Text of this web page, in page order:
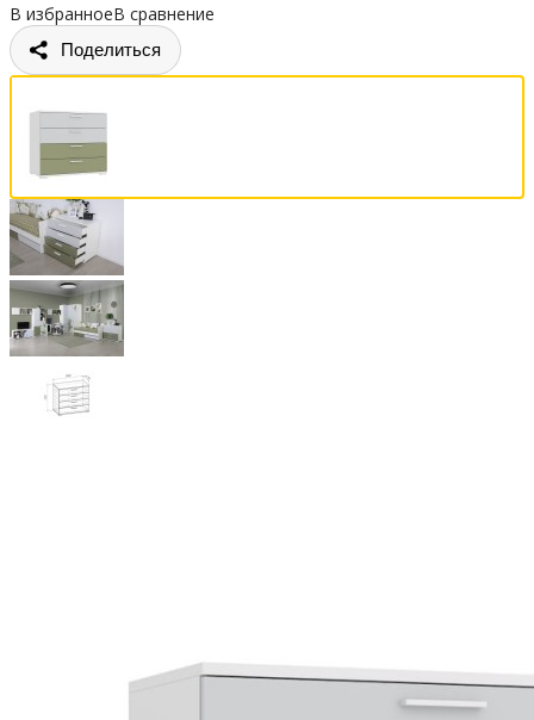
В избранноеВ сравнение
Поделиться